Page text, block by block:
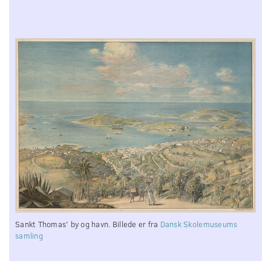
Sankt Thomas' by og havn. Billede er fra Dansk Skolemuseums
samling